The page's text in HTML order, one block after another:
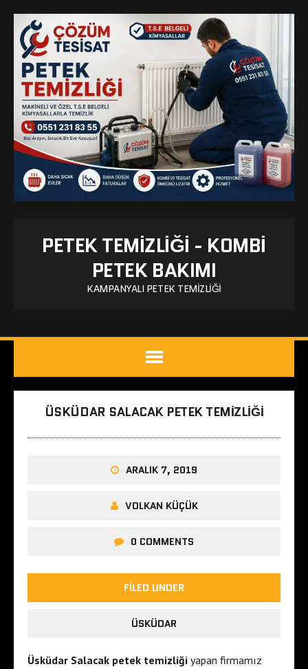
PETEK TEMIZLIĞI - KOMBI
PETEK BAKIMI
KAMPANYALI PETEK TEMIZLIĞI
ÜSKÜDAR SALACAK PETEK TEMIZLIĞI
ARALIK 7, 2019
VOLKAN KÜÇÜK
0 COMMENTS
FILED UNDER
ÜSKÜDAR
Üsküdar Salacak petek temizliği yapan firmamız